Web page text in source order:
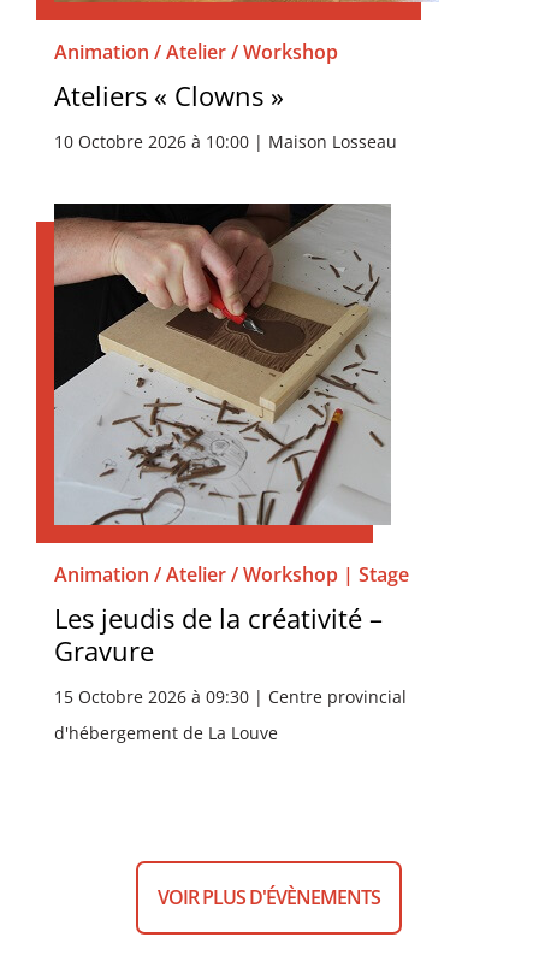
Animation / Atelier / Workshop
Ateliers « Clowns »
10 Octobre 2026 à 10:00 | Maison Losseau
Animation / Atelier / Workshop | Stage
Les jeudis de la créativité –
Gravure
15 Octobre 2026 à 09:30 | Centre provincial
d'hébergement de La Louve
VOIR PLUS D'ÉVÈNEMENTS